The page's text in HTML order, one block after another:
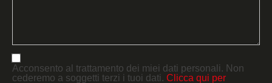
Acconsento al trattamento dei miei dati personali. Non
cederemo a soggetti terzi i tuoi dati. Clicca qui per